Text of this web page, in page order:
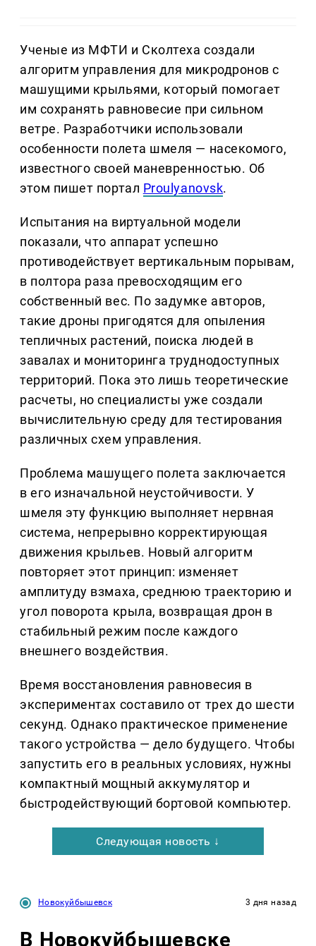
Ученые из МФТИ и Сколтеха создали
алгоритм управления для микродронов с
машущими крыльями, который помогает
им сохранять равновесие при сильном
ветре. Разработчики использовали
особенности полета шмеля — насекомого,
известного своей маневренностью. Об
этом пишет портал Proulyanovsk.
Испытания на виртуальной модели
показали, что аппарат успешно
противодействует вертикальным порывам,
в полтора раза превосходящим его
собственный вес. По задумке авторов,
такие дроны пригодятся для опыления
тепличных растений, поиска людей в
завалах и мониторинга труднодоступных
территорий. Пока это лишь теоретические
расчеты, но специалисты уже создали
вычислительную среду для тестирования
различных схем управления.
Проблема машущего полета заключается
в его изначальной неустойчивости. У
шмеля эту функцию выполняет нервная
система, непрерывно корректирующая
движения крыльев. Новый алгоритм
повторяет этот принцип: изменяет
амплитуду взмаха, среднюю траекторию и
угол поворота крыла, возвращая дрон в
стабильный режим после каждого
внешнего воздействия.
Время восстановления равновесия в
экспериментах составило от трех до шести
секунд. Однако практическое применение
такого устройства — дело будущего. Чтобы
запустить его в реальных условиях, нужны
компактный мощный аккумулятор и
быстродействующий бортовой компьютер.
Следующая новость ↓
Новокуйбышевск 3 дня назад
В Новокуйбышевске